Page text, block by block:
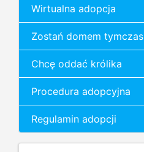
Wirtualna adopcja
Zostań domem
Chcę oddać królika
Procedura adopcyjna
Regulamin adopcji